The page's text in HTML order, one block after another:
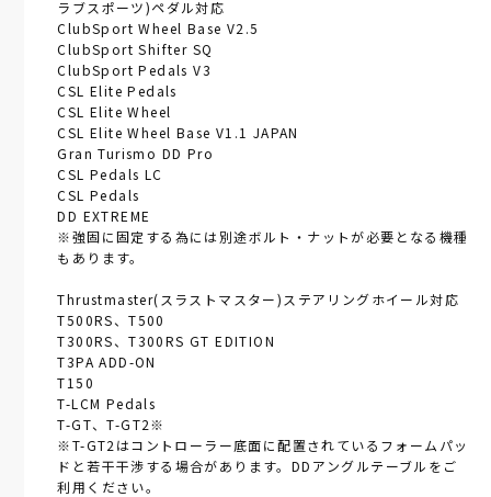
ラブスポーツ)ペダル対応
ClubSport Wheel Base V2.5
ClubSport Shifter SQ
ClubSport Pedals V3
CSL Elite Pedals
CSL Elite Wheel
CSL Elite Wheel Base V1.1 JAPAN
Gran Turismo DD Pro
CSL Pedals LC
CSL Pedals
DD EXTREME
※強固に固定する為には別途ボルト・ナットが必要となる機種
もあります。
Thrustmaster(スラストマスター)ステアリングホイール対応
T500RS、T500
T300RS、T300RS GT EDITION
T3PA ADD-ON
T150
T-LCM Pedals
T-GT、T-GT2※
※T-GT2はコントローラー底面に配置されているフォームパッ
ドと若干干渉する場合があります。DDアングルテーブルをご
利用ください。